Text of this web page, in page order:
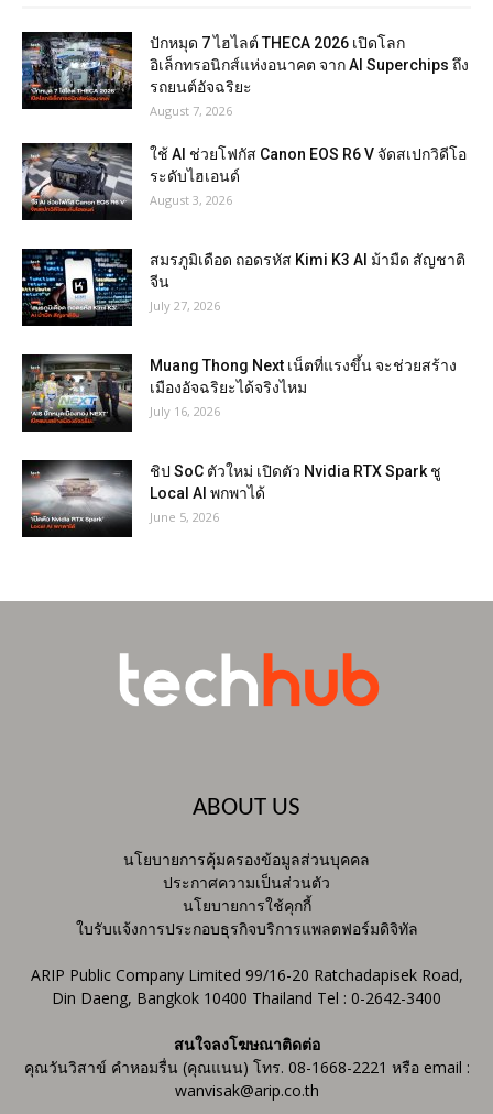
ปักหมุด 7 ไฮไลต์ THECA 2026 เปิดโลก
อิเล็กทรอนิกส์แห่งอนาคต จาก AI Superchips ถึง
รถยนต์อัจฉริยะ
August 7, 2026
ใช้ AI ช่วยโฟกัส Canon EOS R6 V จัดสเปกวิดีโอ
ระดับไฮเอนด์
August 3, 2026
สมรภูมิเดือด ถอดรหัส Kimi K3 AI ม้ามืด สัญชาติ
จีน
July 27, 2026
Muang Thong Next เน็ตที่แรงขึ้น จะช่วยสร้าง
เมืองอัจฉริยะได้จริงไหม
July 16, 2026
ชิป SoC ตัวใหม่ เปิดตัว Nvidia RTX Spark ชู
Local AI พกพาได้
June 5, 2026
ABOUT US
นโยบายการคุ้มครองข้อมูลส่วนบุคคล
ประกาศความเป็นส่วนตัว
นโยบายการใช้คุกกี้
ใบรับแจ้งการประกอบธุรกิจบริการแพลตฟอร์มดิจิทัล
ARIP Public Company Limited 99/16-20 Ratchadapisek Road,
Din Daeng, Bangkok 10400 Thailand Tel : 0-2642-3400
สนใจลงโฆษณาติดต่อ
คุณวันวิสาข์ คำหอมรื่น (คุณแนน) โทร. 08-1668-2221 หรือ email :
wanvisak@arip.co.th